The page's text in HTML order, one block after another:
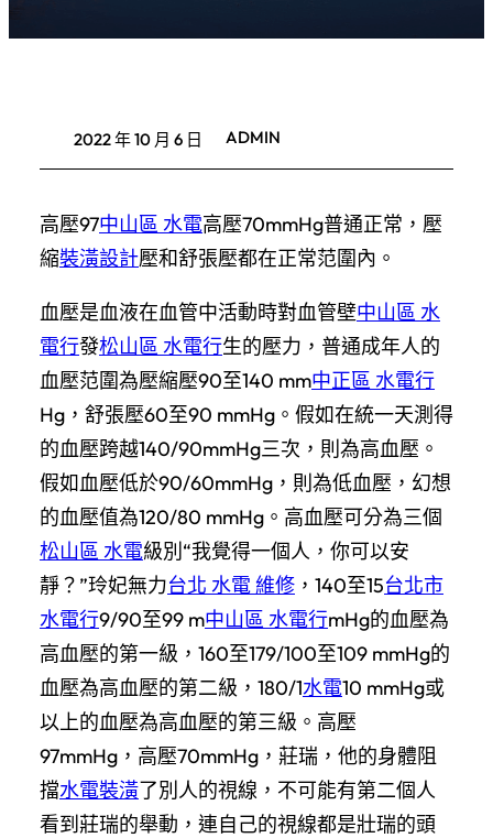
2022 年 10 月 6 日 ADMIN
高壓97中山區 水電高壓70mmHg普通正常，壓
縮裝潢設計壓和舒張壓都在正常范圍內。
血壓是血液在血管中活動時對血管壁中山區 水
電行發松山區 水電行生的壓力，普通成年人的
血壓范圍為壓縮壓90至140 mm中正區 水電行
Hg，舒張壓60至90 mmHg。假如在統一天測得
的血壓跨越140/90mmHg三次，則為高血壓。
假如血壓低於90/60mmHg，則為低血壓，幻想
的血壓值為120/80 mmHg。高血壓可分為三個
松山區 水電級別“我覺得一個人，你可以安
靜？”玲妃無力台北 水電 維修 ，140至15台北市
水電行9/90至99 m中山區 水電行mHg的血壓為
高血壓的第一級，160至179/100至109 mmHg的
血壓為高血壓的第二級，180/1水電10 mmHg或
以上的血壓為高血壓的第三級。高壓
97mmHg，高壓70mmHg，莊瑞，他的身體阻
擋水電裝潢了別人的視線，不可能有第二個人
看到莊瑞的舉動，連自己的視線都是壯瑞的頭